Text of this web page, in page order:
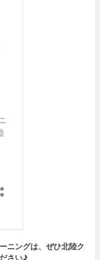
ニングは、ぜひ北陸ク
さい♪